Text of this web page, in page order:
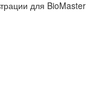
для BioMaster